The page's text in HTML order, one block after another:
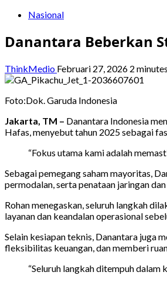
Nasional
Danantara Beberkan
ThinkMedio Februari 27, 2026 2
Foto:Dok. Garuda Indonesia
Jakarta, TM – Danantara Indonesia
Hafas, menyebut tahun 2025 sebagai
“Fokus utama kami adalah
Sebagai pemegang saham mayoritas,
permodalan, serta penataan jaringan
Rohan menegaskan, seluruh langkah
layanan dan keandalan operasional
Selain kesiapan teknis, Danantara juga
fleksibilitas keuangan, dan memberi
“Seluruh langkah ditempuh dalam